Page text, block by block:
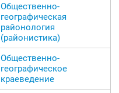
Общественно-
географическая
районология
(районистика)
Общественно-
географическое
краеведение